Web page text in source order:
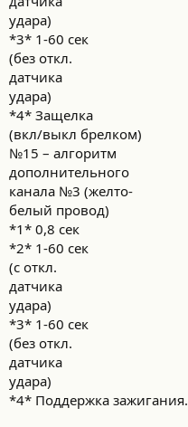
удара)
*3* 1-60 сек
(без откл.
датчика
удара)
*4* Защелка
(вкл/выкл брелком)
№15 – алгоритм
дополнительного
канала №3 (желто-
белый провод)
*1* 0,8 сек
*2* 1-60 сек
(с откл.
датчика
удара)
*3* 1-60 сек
(без откл.
датчика
удара)
*4* Поддержка зажигания.